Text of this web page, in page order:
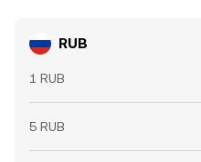
RUB
1 RUB
5 RUB